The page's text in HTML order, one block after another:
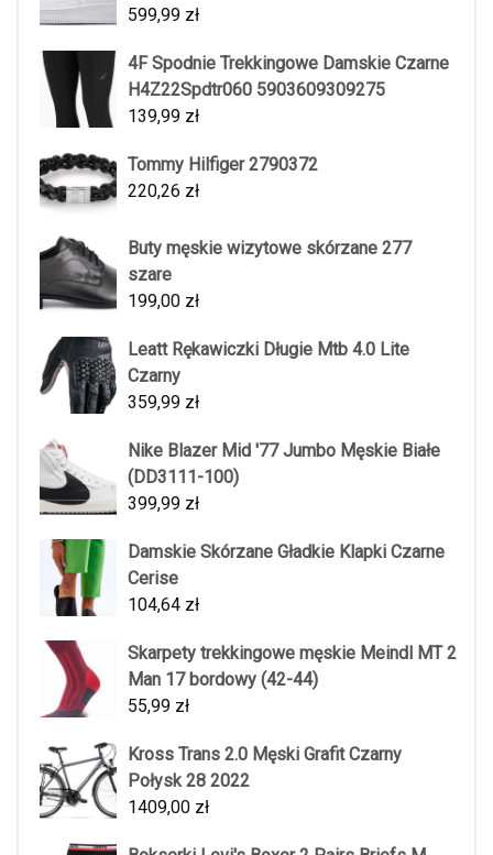
599,99 zł
4F Spodnie Trekkingowe Damskie Czarne
H4Z22Spdtr060 5903609309275
139,99 zł
Tommy Hilfiger 2790372
220,26 zł
Buty męskie wizytowe skórzane 277
szare
199,00 zł
Leatt Rękawiczki Długie Mtb 4.0 Lite
Czarny
359,99 zł
Nike Blazer Mid '77 Jumbo Męskie Białe
(DD3111-100)
399,99 zł
Damskie Skórzane Gładkie Klapki Czarne
Cerise
104,64 zł
Skarpety trekkingowe męskie Meindl MT 2
Man 17 bordowy (42-44)
55,99 zł
Kross Trans 2.0 Męski Grafit Czarny
Połysk 28 2022
1409,00 zł